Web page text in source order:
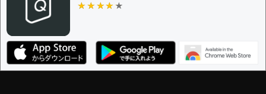
編集ガイドライン
★★★★★
★★★★★